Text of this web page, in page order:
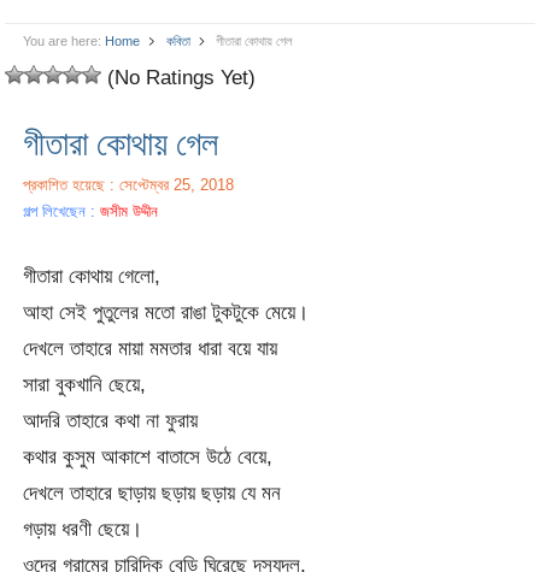
You are here: Home কবিতা গীতারা কোথায় গেল
(No Ratings Yet)
গীতারা কোথায় গেল
প্রকাশিত হয়েছে : সেপ্টেম্বর 25, 2018
গল্প লিখেছেন :জসীম উদ্দীন
গীতারা কোথায় গেলো,
আহা সেই পুতুলের মতো রাঙা টুকটুকে মেয়ে।
দেখলে তাহারে মায়া মমতার ধারা বয়ে যায়
সারা বুকখানি ছেয়ে,
আদরি তাহারে কথা না ফুরায়
কথার কুসুম আকাশে বাতাসে উঠে বেয়ে,
দেখলে তাহারে ছাড়ায় ছড়ায় ছড়ায় যে মন
গড়ায় ধরণী ছেয়ে।
ওদের গ্রামের চারিদিক বেড়ি ঘিরেছে দস্যুদল,